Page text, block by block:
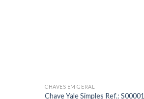
CHAVES EM GERAL
Chave Yale Simples Ref.: S00001